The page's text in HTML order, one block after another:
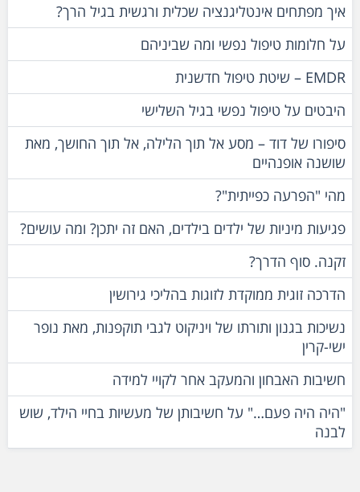
איך מפתחים אינטליגנציה שכלית ורגשית בגיל הרך?
על חלומות טיפול נפשי ומה שביניהם
EMDR – שיטת טיפול חדשנית
היבטים על טיפול נפשי בגיל השלישי
סיפורו של דוד – מסע אל תוך הלילה, אל תוך החושך, מאת
שושנה אופנהיים
מהי "הפרעה כפייתית"?
פגיעות מיניות של ילדים בילדים, האם זה יתכן? ומה עושים?
זקנה. סוף הדרך?
הדרכה זוגית ממוקדת לזוגות בהליכי גירושין
נשיכות בגנון ותורתו של ויניקוט לגבי תוקפנות, מאת נופר
ישי-קרין
חשיבות האבחון והמעקב אחר לקויי למידה
"היה היה פעם…" על חשיבותן של מעשיות בחיי הילד, שוש
לבנה